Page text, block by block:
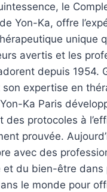
le
Yon-Ka, offre
unique
avertis et les
depuis 1954.
son expertise en
Ka Paris
des protocoles à
prouvée.
avec des
et du bien-être dans
le monde pour